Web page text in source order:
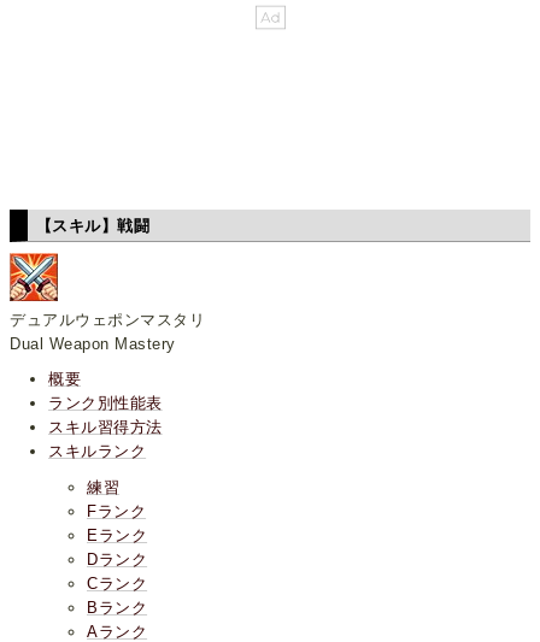
【スキル】戦闘
デュアルウェポンマスタリ
Dual Weapon Mastery
概要
ランク別性能表
スキル習得方法
スキルランク
練習
Fランク
Eランク
Dランク
Cランク
Bランク
Aランク